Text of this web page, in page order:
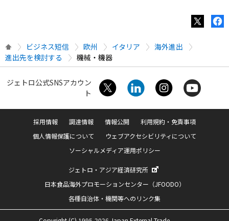
ビジネス短信 欧州 イタリア
海外進出
進出先を検討する
機械・機器
ジェトロ公式SNSアカウン
ト
採用情報 調達情報 情報公開
利用規約・免責事項
個人情報保護について
ウェブアクセシビリティについて
ソーシャルメディア運用ポリシー
ジェトロ・アジア経済研究所
日本食品海外プロモーションセンター（JFOODO）
各種自治体・機関等へのリンク集